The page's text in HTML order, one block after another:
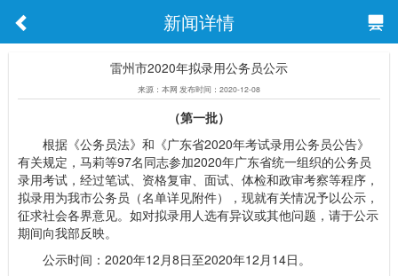
新闻详情
雷州市2020年拟录用公务员公示
来源：本网 发布时间：2020-12-08
（第一批）
根据《公务员法》和《广东省2020年考试录用公务员公告》
有关规定，马莉等97名同志参加2020年广东省统一组织的公务员
录用考试，经过笔试、资格复审、面试、体检和政审考察等程序，
拟录用为我市公务员（名单详见附件），现就有关情况予以公示，
征求社会各界意见。如对拟录用人选有异议或其他问题，请于公示
期间向我部反映。
公示时间：2020年12月8日至2020年12月14日。